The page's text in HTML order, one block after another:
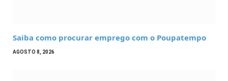
Saiba como procurar emprego com o Poupatempo
AGOSTO 8, 2026